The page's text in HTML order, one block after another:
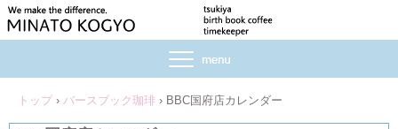
トップ › バースブック珈琲 › BBC国府店カレンダー